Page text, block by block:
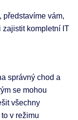
vám,
zajistit kompletní IT
správný chod a
se mohou
všechny
v režimu